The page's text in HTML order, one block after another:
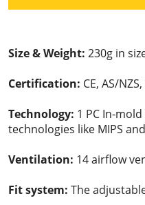
Size & Weight: 230g in
Certification: CE, AS/
Technology: 1 PC In-
technologies like MIPS
Ventilation: 14 airflow
Fit system: The